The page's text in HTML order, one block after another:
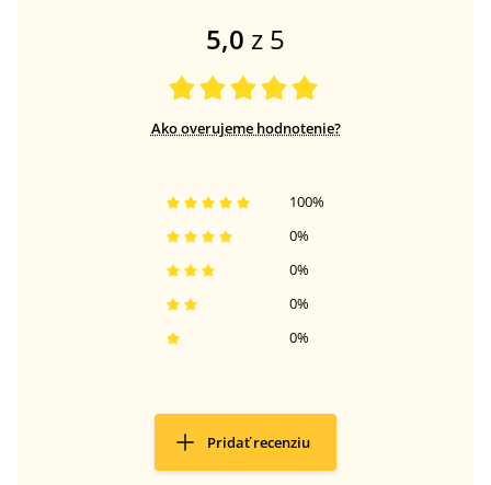
5,0 z 5
Ako overujeme hodnotenie?
0%
0%
0%
0%
100%
Pridať recenziu